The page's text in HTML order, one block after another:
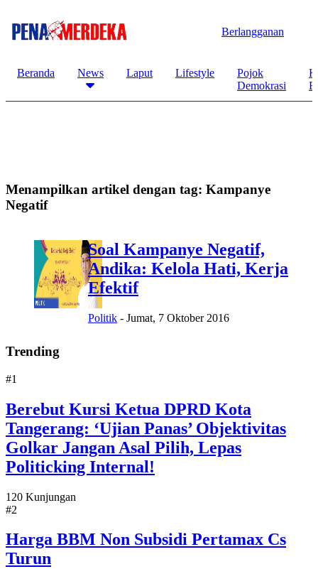
Berlangganan
Beranda News Laput Lifestyle
Pojok
Demokrasi
Menampilkan artikel dengan tag: Kampanye
Negatif
Soal Kampanye Negatif,
Andika: Kelola Hati, Kerja
Efektif
Politik - Jumat, 7 Oktober 2016
Trending
#1
Berebut Kursi Ketua DPRD Kota
Tangerang: ‘Ujian Panas’ Objektivitas
Golkar Jangan Asal Pilih, Lepas
Politicking Internal!
120 Kunjungan
#2
Harga BBM Non Subsidi Pertamax Cs
Turun